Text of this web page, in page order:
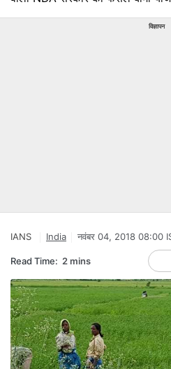
विज्ञापन
IANS India नवंबर 04, 2018 08:00
Read Time: 2 mins